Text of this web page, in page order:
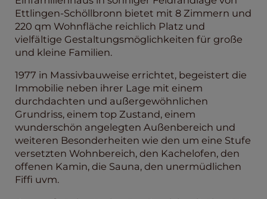
Ettlingen-Schöllbronn bietet mit 8 Zimmern und
220 qm Wohnfläche reichlich Platz und
vielfältige Gestaltungsmöglichkeiten für große
und kleine Familien.
1977 in Massivbauweise errichtet, begeistert die
Immobilie neben ihrer Lage mit einem
durchdachten und außergewöhnlichen
Grundriss, einem top Zustand, einem
wunderschön angelegten Außenbereich und
weiteren Besonderheiten wie den um eine Stufe
versetzten Wohnbereich, den Kachelofen, den
offenen Kamin, die Sauna, den unermüdlichen
Fiffi uvm.